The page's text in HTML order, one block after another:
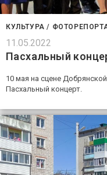
КУЛЬТУРА /
11.05.2022
Пасхальный
10 мая на сцене
Пасхальный концерт.